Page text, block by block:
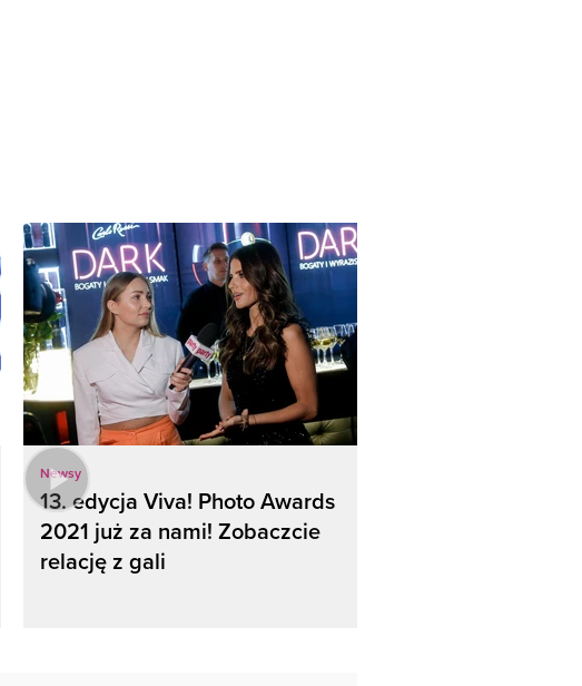
Newsy
13. edycja Viva! Photo Awards
2021 już za nami! Zobaczcie
relację z gali